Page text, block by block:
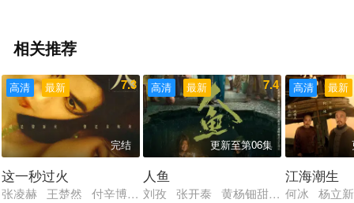
相关推荐
最新
高清 7.3
完结
这一秒过火
张凌赫 王楚然 付辛博 徐振轩 鹤秋 王籽苏 胡杏儿 沙宝
最新
高清 7.4
更新至第06集
人鱼
刘孜 张开泰 黄杨钿甜 董勇 张帆
最新
高清
江海潮生
何冰 杨立